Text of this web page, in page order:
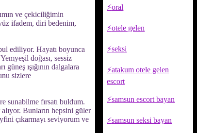
oral
otele gelen
seksi
atakum otele gelen
escort
samsun escort bayan
samsun seksi bayan
ve çekiciliğimin
ifadem, diri bedenim,
ediliyor. Hayatı boyunca
doğası, sessiz
ışığının dalgalara
sizlere
sunabilme fırsatı buldum.
Bunların hepsini güler
çıkarmayı seviyorum ve